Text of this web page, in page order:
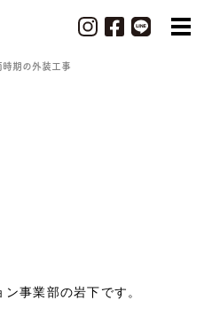
時期の外装工事
事業部の岩下です。